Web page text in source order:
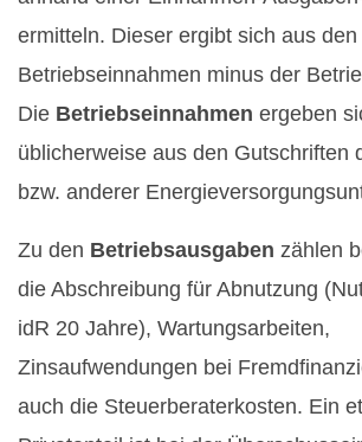
ermitteln. Dieser ergibt sich aus den
Betriebseinnahmen minus der
Die Betriebseinnahmen ergeben
üblicherweise aus den Gutschriften
bzw. anderer
Zu den Betriebsausgaben zählen
die Abschreibung für Abnutzung
idR 20 Jahre), Wartungsarbeiten,
Zinsaufwendungen bei
auch die Steuerberaterkosten. Ein